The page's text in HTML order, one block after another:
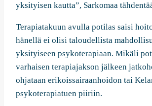
yksityisen kautta”, Sarkomaa
Terapiatakuun avulla potilas saisi
hänellä ei olisi taloudellista
yksityiseen psykoterapiaan. Mikäli
varhaisen terapiajakson jälkeen
ohjataan erikoissairaanhoidon tai
psykoterapiatuen piiriin.